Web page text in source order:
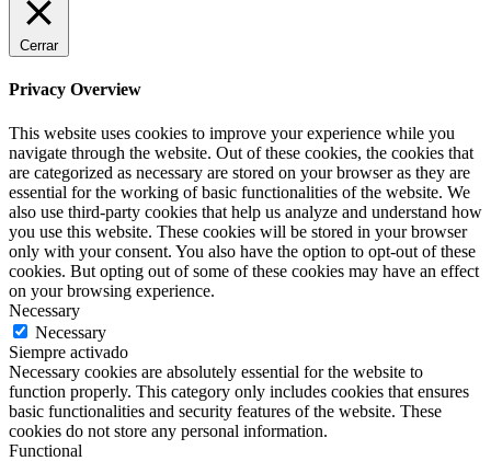
Cerrar
Privacy Overview
This website uses cookies to improve your experience while you
navigate through the website. Out of these cookies, the cookies that
are categorized as necessary are stored on your browser as they are
essential for the working of basic functionalities of the website. We
also use third-party cookies that help us analyze and understand how
you use this website. These cookies will be stored in your browser
only with your consent. You also have the option to opt-out of these
cookies. But opting out of some of these cookies may have an effect
on your browsing experience.
Necessary
Necessary
Siempre activado
Necessary cookies are absolutely essential for the website to
function properly. This category only includes cookies that ensures
basic functionalities and security features of the website. These
cookies do not store any personal information.
Functional